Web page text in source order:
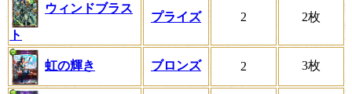
ウィンドブラス
ト
プライズ 2 2枚
虹の輝き ブロンズ 2 3枚